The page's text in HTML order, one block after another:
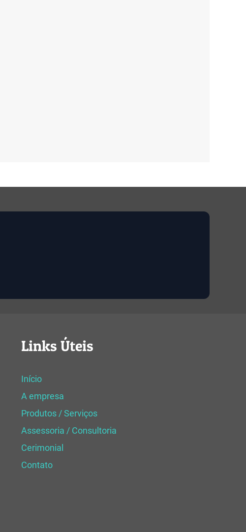
Links Úteis
Início
A empresa
Produtos / Serviços
Assessoria / Consultoria
Cerimonial
Contato